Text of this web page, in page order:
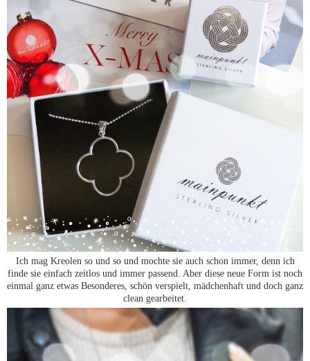
Ich mag Kreolen so und so und mochte sie auch schon immer, denn ich
finde sie einfach zeitlos und immer passend. Aber diese neue Form ist noch
einmal ganz etwas Besonderes, schön verspielt, mädchenhaft und doch ganz
clean gearbeitet.